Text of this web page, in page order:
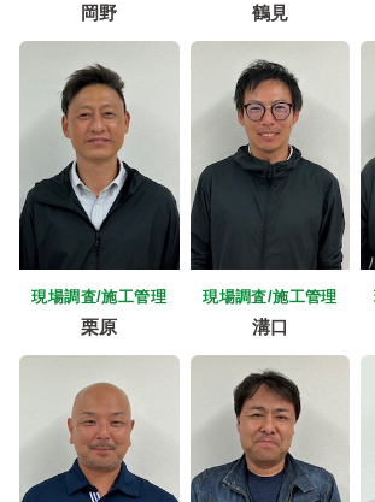
岡野 鶴見
現場調査/施工管理
栗原
現場調査/施工管理
溝口